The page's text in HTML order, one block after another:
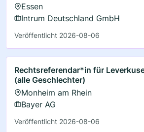
Essen
Intrum Deutschland GmbH
Veröffentlicht 2026-08-06
Rechtsreferendar*in für
(alle Geschlechter)
Monheim am Rhein
Bayer AG
Veröffentlicht 2026-08-06